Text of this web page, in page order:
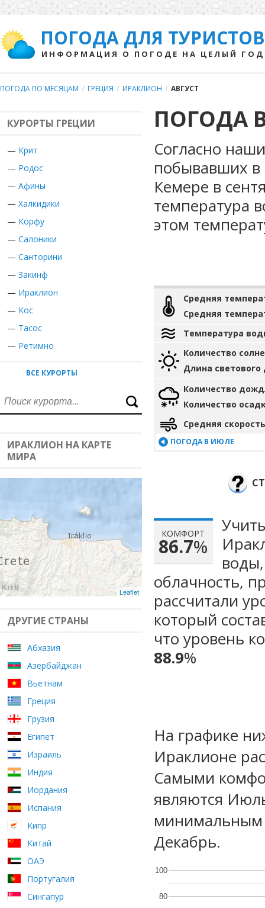
ПОГОДА ДЛЯ ТУРИСТОВ
ИНФОРМАЦИЯ О ПОГОДЕ НА ЦЕЛЫЙ ГОД
ПОГОДА ПО МЕСЯЦАМ / ГРЕЦИЯ / ИРАКЛИОН / АВГУСТ
КУРОРТЫ ГРЕЦИИ
— Крит
— Родос
— Афины
— Халкидики
— Корфу
— Салоники
— Санторини
— Закинф
— Ираклион
— Кос
— Тасос
— Ретимно
ВСЕ КУРОРТЫ
ИРАКЛИОН НА КАРТЕ
МИРА
Leaflet
ДРУГИЕ СТРАНЫ
Абхазия
Азербайджан
Вьетнам
Греция
Грузия
Египет
Израиль
Индия
Иордания
Испания
Кипр
Китай
ОАЭ
Португалия
Сингапур
ПОГОДА
Согласно
побывавших в
Кемере в
температура
этом
Средняя
Средняя
Температура
Количество
Длина светового
Количество
Количество
Средняя
ПОГОДА В ИЮЛЕ
КОМФОРТ
86.7%
облачность,
рассчитали
который
что уровень
88.9%
На графике
Ираклионе
Самыми
являются
минимальным
Декабрь.
80
100